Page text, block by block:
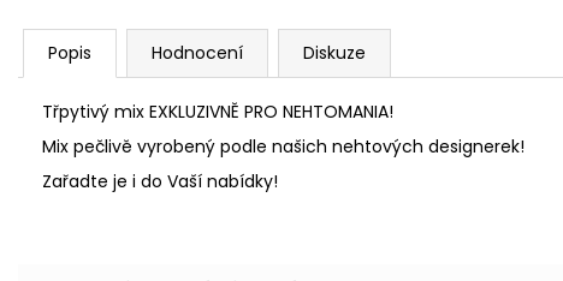
Popis Hodnocení Diskuze
Třpytivý mix EXKLUZIVNĚ PRO NEHTOMANIA!
Mix pečlivě vyrobený podle našich nehtových designerek!
Zařadte je i do Vaší nabídky!